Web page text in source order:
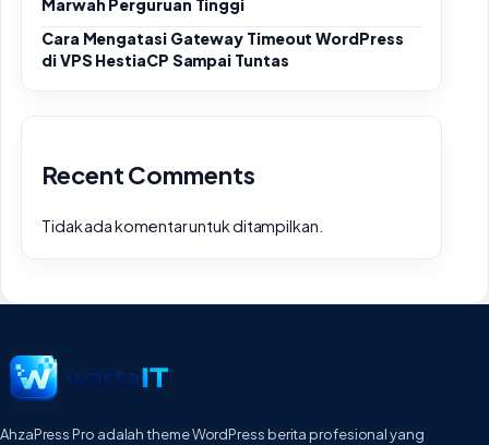
Marwah Perguruan Tinggi
Cara Mengatasi Gateway Timeout WordPress
di VPS HestiaCP Sampai Tuntas
Recent Comments
Tidak ada komentar untuk ditampilkan.
AhzaPress Pro adalah theme WordPress berita profesional yang